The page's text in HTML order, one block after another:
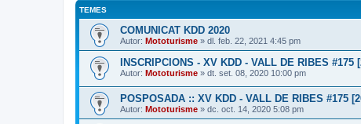
TEMES
COMUNICAT KDD 2020
Autor: Mototurisme » dl. feb. 22, 2021 4:45 pm
INSCRIPCIONS - XV KDD - VALL DE RIBES #175
Autor: Mototurisme » dt. set. 08, 2020 10:00 pm
POSPOSADA :: XV KDD - VALL DE RIBES #175
Autor: Mototurisme » dc. oct. 14, 2020 5:08 pm